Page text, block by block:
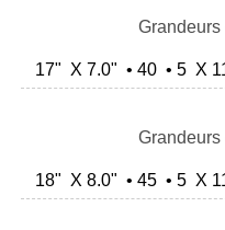
17" X 7.0" • 40 • 5 X
18" X 8.0" • 45 • 5 X